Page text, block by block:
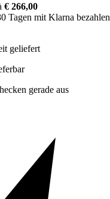
€ 266,00
Tagen mit Klarna bezahlen
geliefert
gerade aus